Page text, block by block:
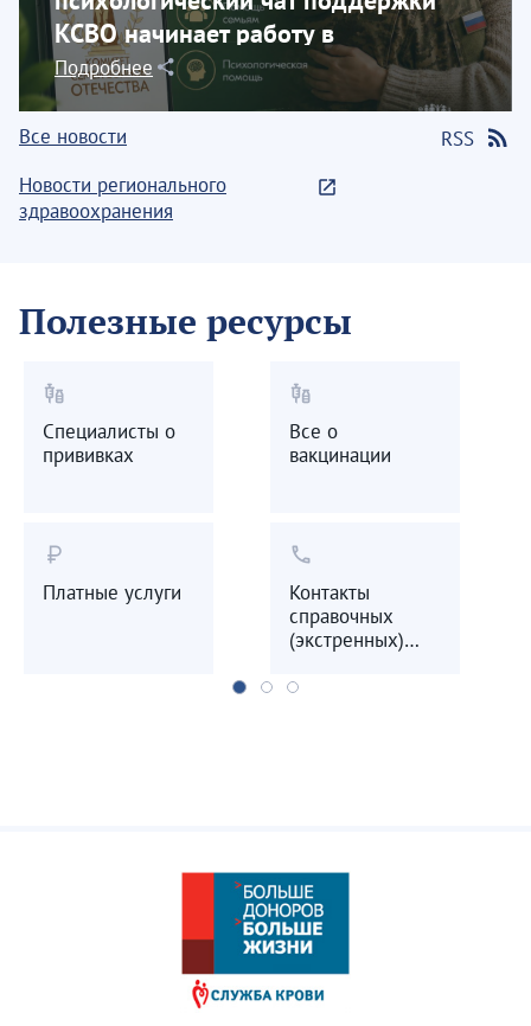
КСВО начинает работу в
социальной сети...
Подробнее
Все новости
RSS
Новости регионального
здравоохранения
Полезные ресурсы
vaccines
Специалисты о
прививках
vaccines
Все о
вакцинации
currency_ruble
Платные услуги
call
Контакты
справочных
(экстренных)